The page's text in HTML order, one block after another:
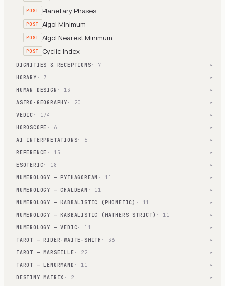
POST Planetary Phases
POST Algol Minimum
POST Algol Nearest Minimum
POST Cyclic Index
DIGNITIES & RECEPTIONS · 7 ▾
HORARY · 7 ▾
HUMAN DESIGN · 13 ▾
ASTRO-GEOGRAPHY · 20 ▾
VEDIC · 174 ▾
HOROSCOPE · 6 ▾
AI INTERPRETATIONS· 6 ▾
REFERENCE · 15 ▾
ESOTERIC· 18 ▾
NUMEROLOGY — PYTHAGOREAN · 11 ▾
NUMEROLOGY — CHALDEAN · 11 ▾
NUMEROLOGY — KABBALISTIC (PHONETIC) · 11 ▾
NUMEROLOGY — KABBALISTIC (MATHERS STRICT) · 11 ▾
NUMEROLOGY — VEDIC· 11 ▾
TAROT — RIDER-WAITE-SMITH · 36 ▾
TAROT — MARSEILLE · 22 ▾
TAROT — LENORMAND · 11 ▾
DESTINY MATRIX · 2 ▾